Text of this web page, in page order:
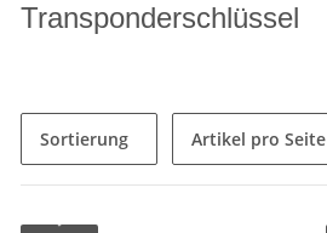
Transponderschlüssel
Sortierung Artikel pro Seite